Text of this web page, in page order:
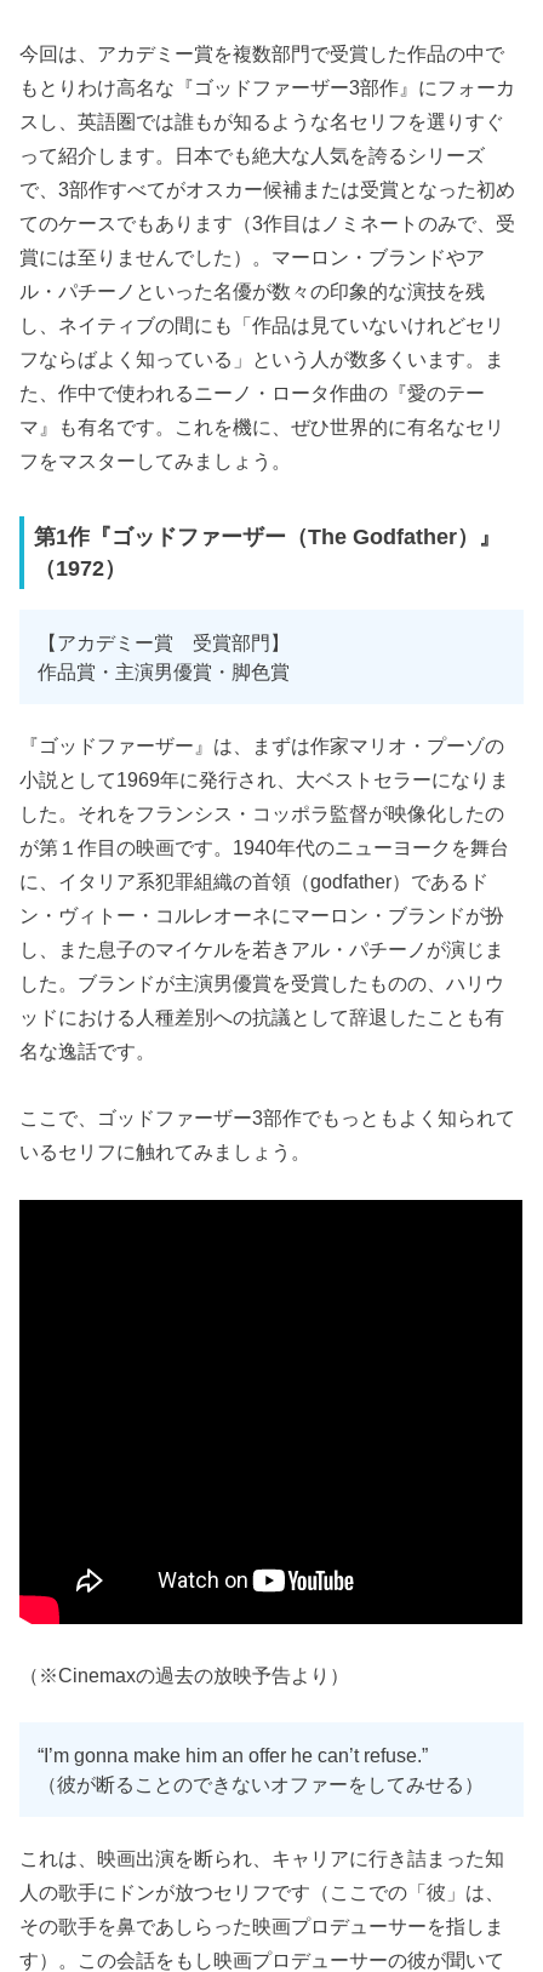
今回は、アカデミー賞を複数部門で受賞した作品の中で
もとりわけ高名な『ゴッドファーザー3部作』にフォーカ
スし、英語圏では誰もが知るような名セリフを選りすぐ
って紹介します。日本でも絶大な人気を誇るシリーズ
で、3部作すべてがオスカー候補または受賞となった初め
てのケースでもあります（3作目はノミネートのみで、受
賞には至りませんでした）。マーロン・ブランドやア
ル・パチーノといった名優が数々の印象的な演技を残
し、ネイティブの間にも「作品は見ていないけれどセリ
フならばよく知っている」という人が数多くいます。ま
た、作中で使われるニーノ・ロータ作曲の『愛のテー
マ』も有名です。これを機に、ぜひ世界的に有名なセリ
フをマスターしてみましょう。
第1作『ゴッドファーザー（The Godfather）』
（1972）
【アカデミー賞 受賞部門】
作品賞・主演男優賞・脚色賞
『ゴッドファーザー』は、まずは作家マリオ・プーゾの
小説として1969年に発行され、大ベストセラーになりま
した。それをフランシス・コッポラ監督が映像化したの
が第１作目の映画です。1940年代のニューヨークを舞台
に、イタリア系犯罪組織の首領（godfather）であるド
ン・ヴィトー・コルレオーネにマーロン・ブランドが扮
し、また息子のマイケルを若きアル・パチーノが演じま
した。ブランドが主演男優賞を受賞したものの、ハリウ
ッドにおける人種差別への抗議として辞退したことも有
名な逸話です。
ここで、ゴッドファーザー3部作でもっともよく知られて
いるセリフに触れてみましょう。
（※Cinemaxの過去の放映予告より）
“I’m gonna make him an offer he can’t refuse.”
（彼が断ることのできないオファーをしてみせる）
これは、映画出演を断られ、キャリアに行き詰まった知
人の歌手にドンが放つセリフです（ここでの「彼」は、
その歌手を鼻であしらった映画プロデューサーを指しま
す）。この会話をもし映画プロデューサーの彼が聞いて